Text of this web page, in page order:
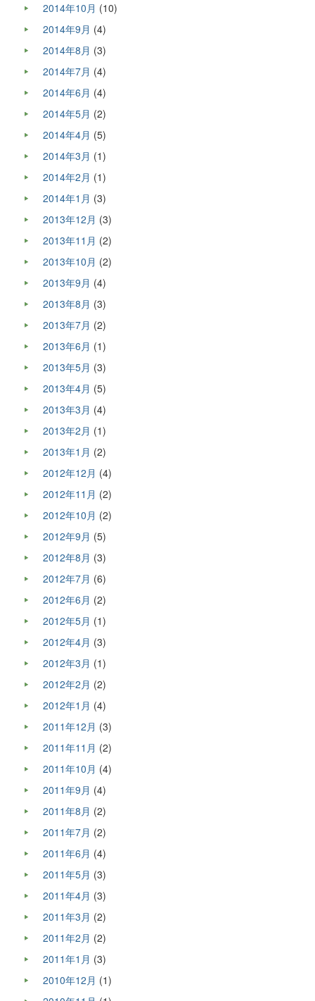
2014年10月 (10)
2014年9月 (4)
2014年8月 (3)
2014年7月 (4)
2014年6月 (4)
2014年5月 (2)
2014年4月 (5)
2014年3月 (1)
2014年2月 (1)
2014年1月 (3)
2013年12月 (3)
2013年11月 (2)
2013年10月 (2)
2013年9月 (4)
2013年8月 (3)
2013年7月 (2)
2013年6月 (1)
2013年5月 (3)
2013年4月 (5)
2013年3月 (4)
2013年2月 (1)
2013年1月 (2)
2012年12月 (4)
2012年11月 (2)
2012年10月 (2)
2012年9月 (5)
2012年8月 (3)
2012年7月 (6)
2012年6月 (2)
2012年5月 (1)
2012年4月 (3)
2012年3月 (1)
2012年2月 (2)
2012年1月 (4)
2011年12月 (3)
2011年11月 (2)
2011年10月 (4)
2011年9月 (4)
2011年8月 (2)
2011年7月 (2)
2011年6月 (4)
2011年5月 (3)
2011年4月 (3)
2011年3月 (2)
2011年2月 (2)
2011年1月 (3)
2010年12月 (1)